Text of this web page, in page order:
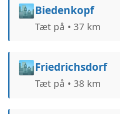
🏙️Biedenkopf
Tæt på • 37 km
🏙️Friedrichsdorf
Tæt på • 38 km